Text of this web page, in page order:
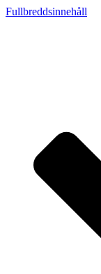
Fullbreddsinnehåll